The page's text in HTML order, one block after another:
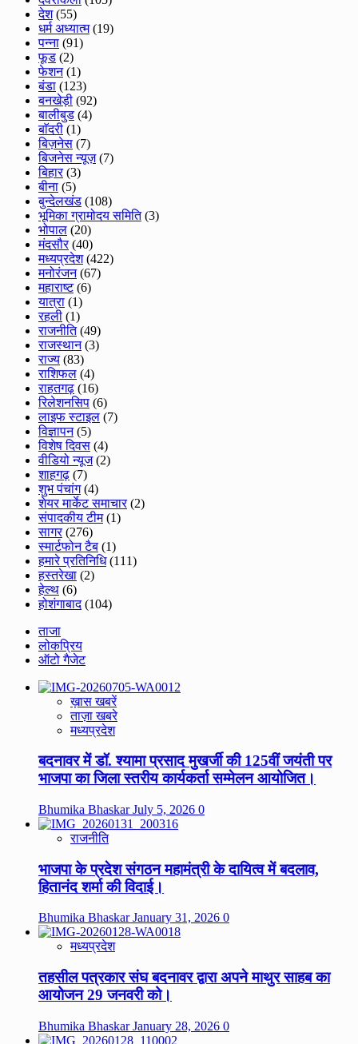
देश(55)
धर्म अध्यात्म(19)
पन्ना (91)
फूड (2)
फेशन(1)
बंडा (123)
बनखेड़ी (92)
बालीबुड (4)
बाॅदरी (1)
बिज़नेस (7)
बिजनेस न्यूज़(7)
बिहार(3)
बीना (5)
बुन्देलखंड (108)
भूमिका ग्रामोदय समिति(3)
भोपाल (20)
मंदसौर(40)
मध्यप्रदेश(422)
मनोरंजन(67)
महाराष्ट(6)
यात्रा (1)
रहली (1)
राजनीति(49)
राजस्थान(3)
राज्य (83)
राशिफल (4)
राहतगढ़ (16)
रिलेशनसिप (6)
लाइफ स्टाइल (7)
विज्ञापन(5)
विशेष दिवस (4)
वीडियो न्यूज(2)
शाहगढ़ (7)
शुभ पंचांग(4)
शेयर मार्केट समाचार(2)
संपादकीय टीम(1)
सागर(276)
स्मार्टफोन टैब (1)
हमारे प्रतिनिधि(111)
हस्तरेखा (2)
हेल्थ (6)
होशंगाबाद(104)
ताजा
लोकप्रिय
ऑटो गैजेट
ख़ास खबरें
ताज़ा खबरे
मध्यप्रदेश
बदनावर में डॉ. श्यामा प्रसाद मुखर्जी की 125वीं जयंती पर
भाजपा का जिला स्तरीय कार्यकर्ता सम्मेलन आयोजित।
Bhumika BhaskarJuly 5, 2026 0
राजनीति
भाजपा के प्रदेश संगठन महामंत्री के दायित्व में बदलाव,
हितानंद शर्मा की विदाई।
Bhumika BhaskarJanuary 31, 2026 0
मध्यप्रदेश
तहसील पत्रकार संघ बदनावर द्वारा अपने माथुर साहब का
आयोजन 29 जनवरी को।
Bhumika BhaskarJanuary 28, 2026 0